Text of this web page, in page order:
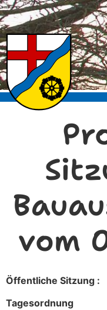
vom
Öffentliche Sitzung :
Tagesordnung